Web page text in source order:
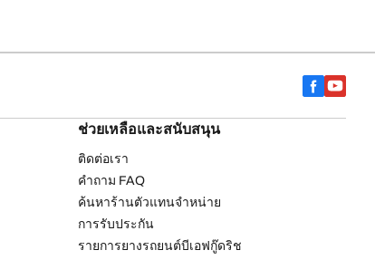
ช่วยเหลือและสนับสนุน
ติดต่อเรา
คำถาม FAQ
ค้นหาร้านตัวแทนจำหน่าย
การรับประกัน
รายการยางรถยนต์บีเอฟกู๊ดริช